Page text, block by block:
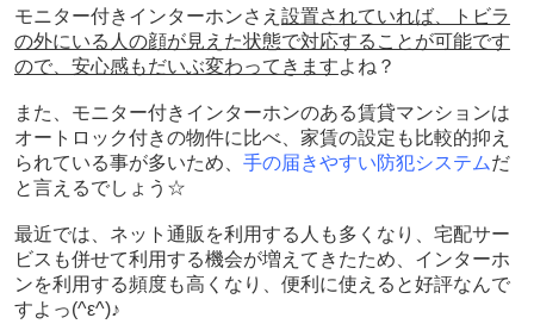
モニター付きインターホンさえ 設置されていれば、トビラ
の外にいる人の顔が見えた状態で対応することが可能です
ので、安心感もだいぶ変わってきますよね？
また、モニター付きインターホンのある賃貸マンションは
オートロック付きの物件に比べ、家賃の設定も比較的抑え
られている事が多いため、 手の届きやすい防犯システムだ
と言えるでしょう☆
最近では、ネット通販を利用する人も多くなり、宅配サー
ビスも併せて利用する機会が増えてきたため、インターホ
ンを利用する頻度も高くなり、便利に使えると好評なんで
すよっ(^ε^)♪